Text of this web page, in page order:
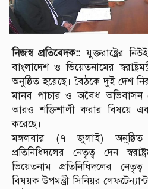
নিজস্ব প্রতিবেদক:: যুক্তরাষ্ট্রের
বাংলাদেশ ও ভিয়েতনামের
অনুষ্ঠিত হয়েছে। বৈঠকে দুই দেশ
মানব পাচার ও অবৈধ অভিবাসন
আরও শক্তিশালী করার বিষয়ে
করেছে।
মঙ্গলবার (৭ জুলাই) অনুষ্ঠিত
প্রতিনিধিদলের নেতৃত্ব দেন
ভিয়েতনাম প্রতিনিধিদলের
বিষয়ক উপমন্ত্রী সিনিয়র